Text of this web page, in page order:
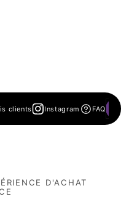
clients Instagram FAQ
D'ACHAT